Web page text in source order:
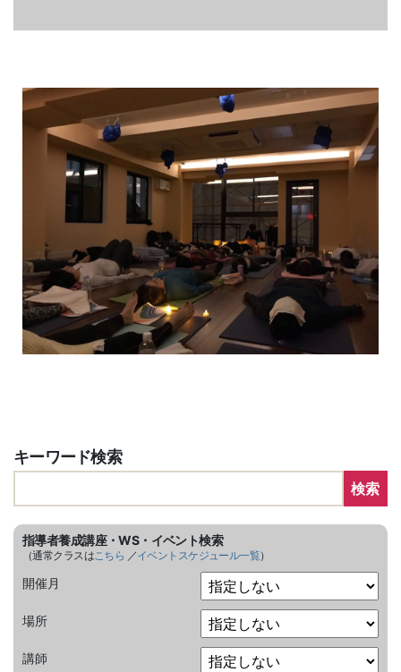
キーワード検索
検索
指導者養成講座・WS・イベント検索
（通常クラスはこちら ／イベントスケジュール一覧）
開催月
場所
講師